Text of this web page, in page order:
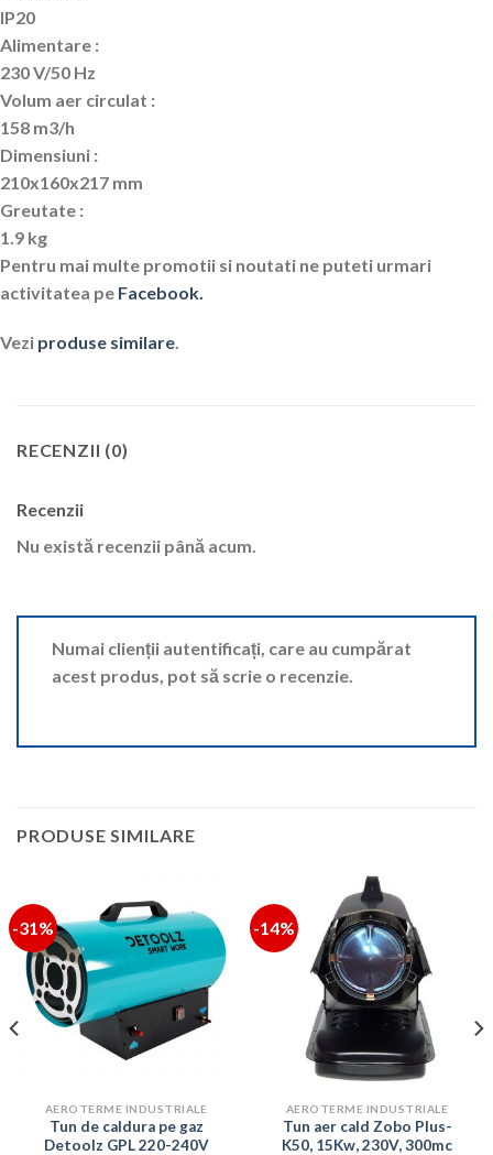
IP20
Alimentare :
230 V/50 Hz
Volum aer circulat :
158 m3/h
Dimensiuni :
210x160x217 mm
Greutate :
1.9 kg
Pentru mai multe promotii si noutati ne puteti urmari
activitatea pe Facebook.
Vezi produse similare.
RECENZII (0)
Recenzii
Nu există recenzii până acum.
Numai clienții autentificați, care au cumpărat
acest produs, pot să scrie o recenzie.
PRODUSE SIMILARE
-31%
AEROTERME INDUSTRIALE
Tun de caldura pe gaz
Detoolz GPL 220-240V
-14%
AEROTERME INDUSTRIALE
Tun aer cald Zobo Plus-
K50, 15Kw, 230V, 300mc